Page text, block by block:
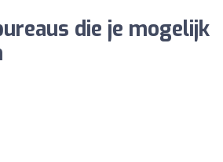
die je mogelijk